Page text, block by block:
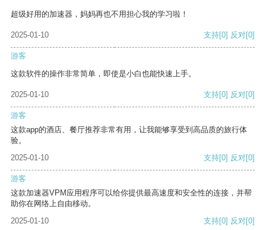
超级好用的加速器，妈妈再也不用担心我的学习啦！
2025-01-10 支持[0] 反对[0]
游客
这款软件的操作非常简单，即使是小白也能快速上手。
2025-01-10 支持[0] 反对[0]
游客
这款app的酒店、餐厅推荐非常有用，让我能够享受到高品质的旅行体
验。
2025-01-10
支持[0] 反对[0]
游客
这款加速器VPM应用程序可以给你提供最高速度和安全性的连接，并帮
助你在网络上自由移动。
2025-01-10
支持[0] 反对[0]